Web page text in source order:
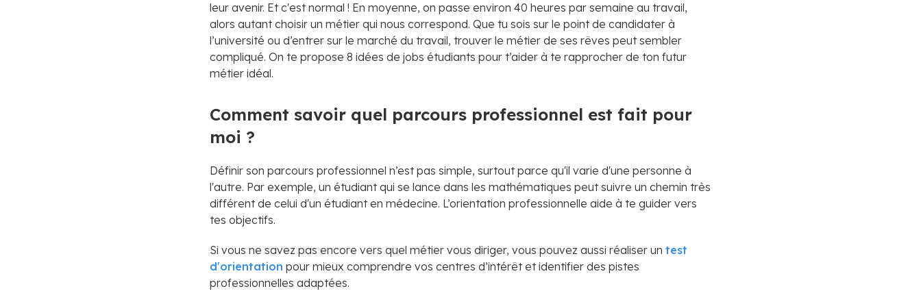
leur avenir. Et c'est normal ! En moyenne, on passe environ 40 heures par semaine au travail,
alors autant choisir un métier qui nous correspond. Que tu sois sur le point de candidater à
l’université ou d’entrer sur le marché du travail, trouver le métier de ses rêves peut sembler
compliqué. On te propose 8 idées de jobs étudiants pour t’aider à te rapprocher de ton futur
métier idéal.
Comment savoir quel parcours professionnel est fait pour
moi ?
Définir son parcours professionnel n’est pas simple, surtout parce qu'il varie d'une personne à
l'autre. Par exemple, un étudiant qui se lance dans les mathématiques peut suivre un chemin très
différent de celui d'un étudiant en médecine. L’orientation professionnelle aide à te guider vers
tes objectifs.
Si vous ne savez pas encore vers quel métier vous diriger, vous pouvez aussi réaliser un test
d'orientation pour mieux comprendre vos centres d’intérêt et identifier des pistes
professionnelles adaptées.